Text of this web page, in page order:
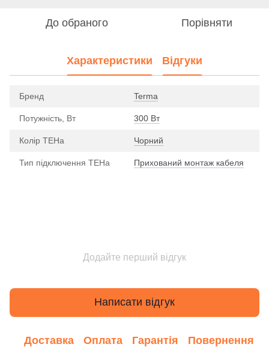
До обраного Порівняти
Характеристики Відгуки
Бренд Terma
Потужність, Вт 300 Вт
Колір ТЕНа Чорний
Тип підключення ТЕНа Прихований монтаж кабеля
Додайте перший відгук
Написати відгук
Доставка Оплата Гарантія Повернення